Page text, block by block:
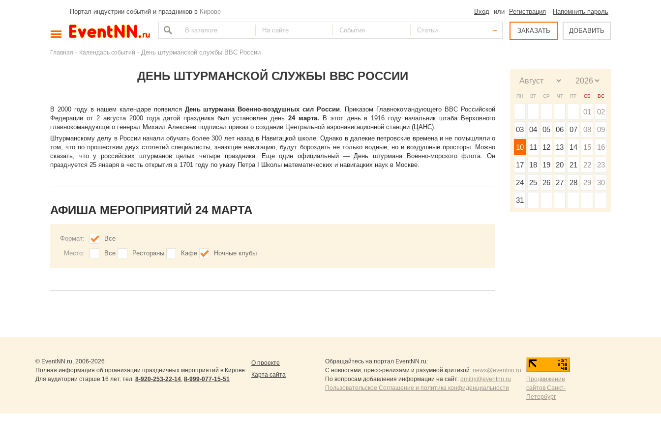
Портал индустрии событий и праздников в Кирове Вход или Регистрация Напомнить пароль
ЗАКАЗАТЬ ДОБАВИТЬ
Главная - Календарь событий - День штурманской службы ВВС России
ДЕНЬ ШТУРМАНСКОЙ СЛУЖБЫ ВВС РОССИИ
В 2000 году в нашем календаре появился День штурмана Военно-воздушных сил России. Приказом Главнокомандующего ВВС Российской
Федерации от 2 августа 2000 года датой праздника был установлен день 24 марта. В этот день в 1916 году начальник штаба Верховного
главнокомандующего генерал Михаил Алексеев подписал приказ о создании Центральной аэронавигационной станции (ЦАНС).
Штурманскому делу в России начали обучать более 300 лет назад в Навигацкой школе. Однако в далекие петровские времена и не помышляли о
том, что по прошествии двух столетий специалисты, знающие навигацию, будут бороздить не только водные, но и воздушные просторы. Можно
сказать, что у российских штурманов целых четыре праздника. Еще один официальный — День штурмана Военно-морского флота. Он
празднуется 25 января в честь открытия в 1701 году по указу Петра I Школы математических и навигацких наук в Москве.
АФИША МЕРОПРИЯТИЙ 24 МАРТА
Формат:
Все
Место:
Все Рестораны Кафе Ночные клубы
ПН ВТ СР ЧТ ПТ СБ ВС
01 02
03 04 05 06 07 08 09
10 11 12 13 14 15 16
17 18 19 20 21 22 23
24 25 26 27 28 29 30
31
© EventNN.ru, 2006-2026
Полная информация об организации праздничных мероприятий в Кирове.
Для аудитории старше 16 лет. тел. 8-920-253-22-14, 8-999-077-15-51
О проекте
Карта сайта
Обращайтесь на портал EventNN.ru:
С новостями, пресс-релизами и разумной критикой: news@eventnn.ru
По вопросам добавления информации на сайт: dmitry@eventnn.ru
Пользовательское Соглашение и политика конфиденциальности
Продвижение
сайтов Санкт-
Петербург